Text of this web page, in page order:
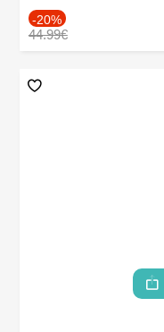
-20%
44.99€